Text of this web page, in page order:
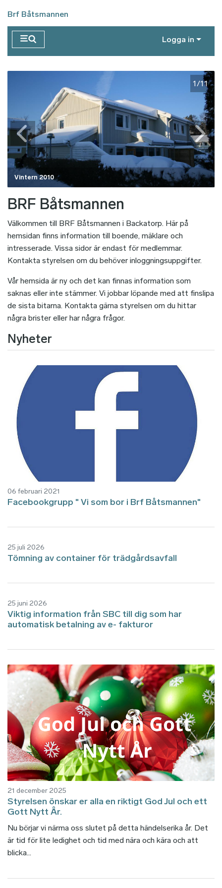
Brf Båtsmannen
Logga in
BRF Båtsmannen
1/11
Vintern 2010
2/11
Välkommen till BRF Båtsmannen i Backatorp. Här på
hemsidan finns information till boende, mäklare och
intresserade. Vissa sidor är endast för medlemmar.
Kontakta styrelsen om du behöver inloggningsuppgifter.
Vår hemsida är ny och det kan finnas information som
saknas eller inte stämmer. Vi jobbar löpande med att finslipa
de sista bitarna. Kontakta gärna styrelsen om du hittar
några brister eller har några frågor.
Nyheter
06 februari 2021
Facebookgrupp " Vi som bor i Brf Båtsmannen"
25 juli 2026
Tömning av container för trädgårdsavfall
25 juni 2026
Viktig information från SBC till dig som har
automatisk betalning av e- fakturor
21 december 2025
Styrelsen önskar er alla en riktigt God Jul och ett
Gott Nytt År.
Nu börjar vi närma oss slutet på detta händelserika år. Det
är tid för lite ledighet och tid med nära och kära och att
blicka...